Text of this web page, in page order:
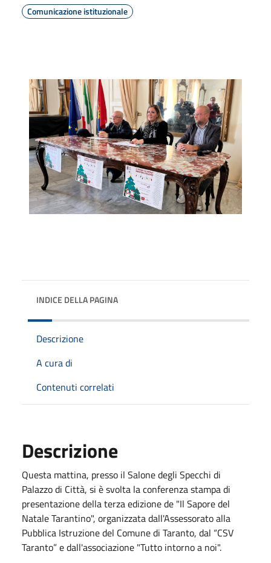
Comunicazione istituzionale
INDICE DELLA PAGINA
Descrizione
A cura di
Contenuti correlati
Descrizione
Questa mattina, presso il Salone degli Specchi di
Palazzo di Città, si è svolta la conferenza stampa di
presentazione della terza edizione de "Il Sapore del
Natale Tarantino", organizzata dall'Assessorato alla
Pubblica Istruzione del Comune di Taranto, dal “CSV
Taranto” e dall'associazione "Tutto intorno a noi".